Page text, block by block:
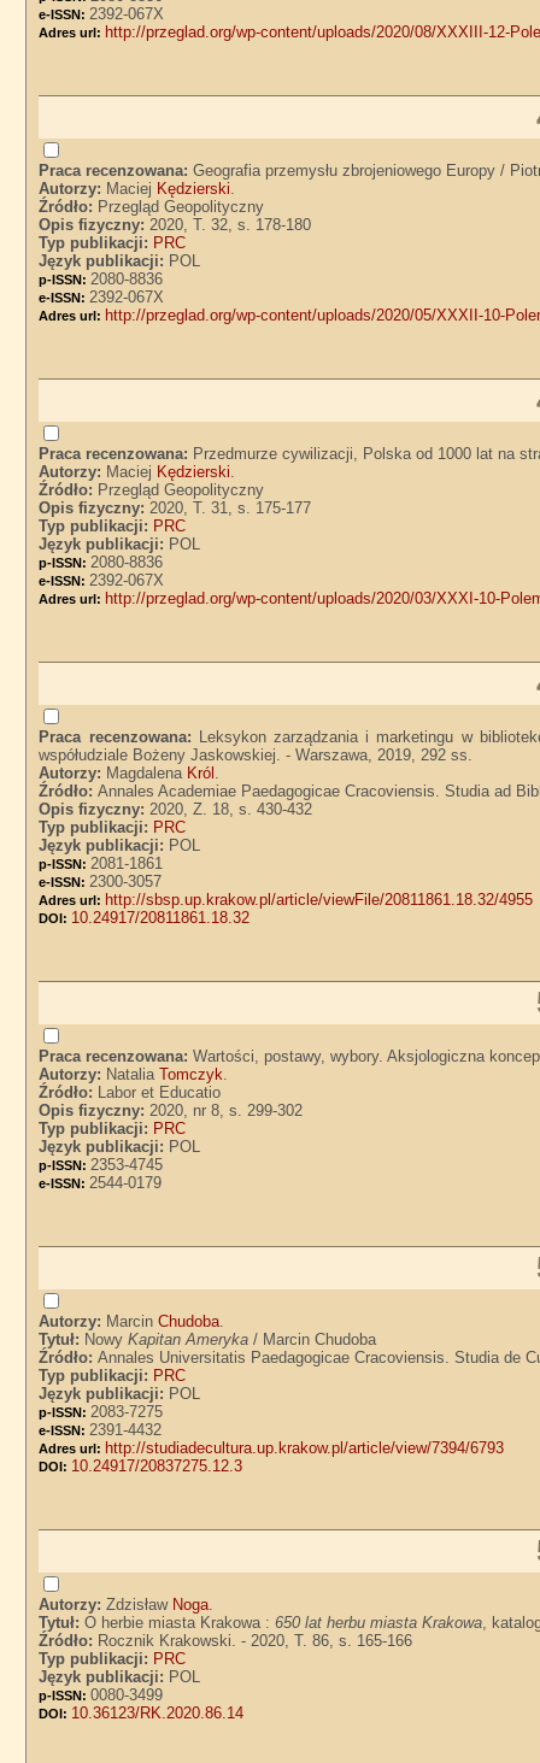
e-ISSN: 2392-067X
Adres url: http://przeglad.org/wp-content/uploads/2020/08/XXXIII-12-
Praca recenzowana:Geografia przemysłu zbrojeniowego Europy /
Autorzy: Maciej Kędzierski.
Źródło: Przegląd Geopolityczny
Opis fizyczny:2020, T. 32, s. 178-180
Typ publikacji: PRC
Język publikacji: POL
p-ISSN: 2080-8836
e-ISSN: 2392-067X
Adres url: http://przeglad.org/wp-content/uploads/2020/05/XXXII-10-
Praca recenzowana: Przedmurze cywilizacji, Polska od 1000 lat na
Autorzy: Maciej Kędzierski.
Źródło: Przegląd Geopolityczny
Opis fizyczny:2020, T. 31, s. 175-177
Typ publikacji: PRC
Język publikacji: POL
p-ISSN: 2080-8836
e-ISSN: 2392-067X
Adres url: http://przeglad.org/wp-content/uploads/2020/03/XXXI-10-
Praca recenzowana: Leksykon zarządzania i marketingu w
współudziale Bożeny Jaskowskiej. - Warszawa, 2019, 292 ss.
Autorzy: Magdalena Król .
Źródło:Annales Academiae Paedagogicae Cracoviensis. Studia ad
Opis fizyczny:2020, Z. 18, s. 430-432
Typ publikacji: PRC
Język publikacji: POL
p-ISSN: 2081-1861
e-ISSN: 2300-3057
Adres url: http://sbsp.up.krakow.pl/article/viewFile/20811861.18.32/4955
DOI: 10.24917/20811861.18.32
Praca recenzowana:Wartości, postawy, wybory. Aksjologiczna
Autorzy: NataliaTomczyk.
Źródło: Labor et Educatio
Opis fizyczny:2020, nr 8, s. 299-302
Typ publikacji: PRC
Język publikacji: POL
p-ISSN: 2353-4745
e-ISSN: 2544-0179
Autorzy: MarcinChudoba.
Tytuł: NowyKapitan Ameryka / Marcin Chudoba
Źródło:Annales Universitatis Paedagogicae Cracoviensis. Studia de
Typ publikacji: PRC
Język publikacji: POL
p-ISSN: 2083-7275
e-ISSN: 2391-4432
Adres url: http://studiadecultura.up.krakow.pl/article/view/7394/6793
DOI: 10.24917/20837275.12.3
Autorzy:Zdzisław Noga.
Tytuł:O herbie miasta Krakowa :650 lat herbu miasta Krakowa,
Źródło: Rocznik Krakowski. - 2020, T. 86, s. 165-166
Typ publikacji: PRC
Język publikacji: POL
p-ISSN:0080-3499
DOI: 10.36123/RK.2020.86.14